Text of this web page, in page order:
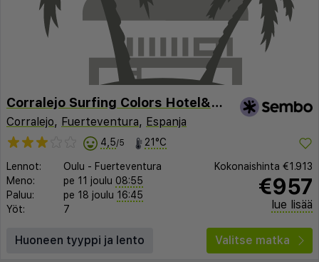
Corralejo Surfing Colors Hotel&Apartments
Corralejo, Fuerteventura, Espanja
4,5/5 21°C
Lennot: Oulu - Fuerteventura
Meno:
pe 11 joulu 08:55
Paluu:
pe 18 joulu 16:45
Yöt:
7
Kokonaishinta €1.913
€957
lue lisää
Huoneen tyyppi ja lento Valitse matka